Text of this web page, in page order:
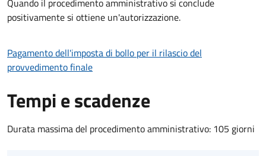
Quando il procedimento amministrativo si conclude
positivamente si ottiene un'autorizzazione.
Pagamento dell'imposta di bollo per il rilascio del
provvedimento finale
Tempi e scadenze
Durata massima del procedimento amministrativo: 105 giorni